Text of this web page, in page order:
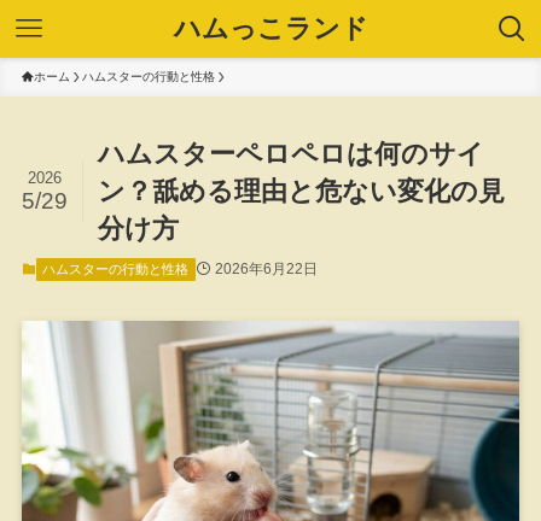
ハムっこランド
ホーム ハムスターの行動と性格
ハムスターペロペロは何のサイ
ン？舐める理由と危ない変化の見
分け方
2026
5/29
ハムスターの行動と性格 2026年6月22日